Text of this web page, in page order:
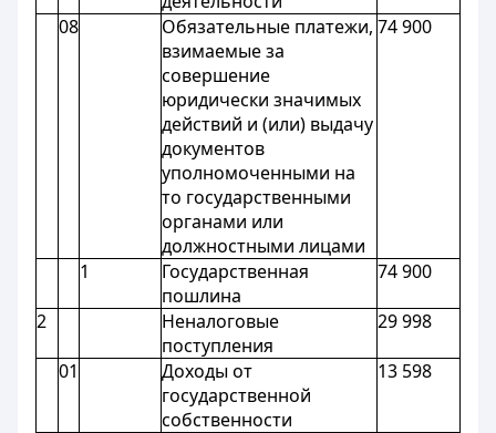
08
Обязательные платежи,
взимаемые за
совершение
юридически значимых
действий и (или) выдачу
документов
уполномоченными на
то государственными
органами или
должностными лицами
74 900
1
Государственная
пошлина
74 900
2
Неналоговые
поступления
29 998
01
Доходы от
государственной
собственности
13 598